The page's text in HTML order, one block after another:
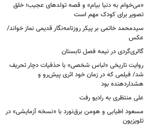
«می‌خوام به دنیا بیام» و قصه تولدهای عجیب؛ خلق
تصویر برای کودک مهم است
سیدمحمد خاتمی بر پیکر روزنامه‌نگار قدیمی نماز خواند/
عکس
گالری‌گردی در نیمه فصل تابستان
روایت تاریخی «لباس شخصی» با حذفیات دچار تحریف
شد/ فیلمی که در زمان خود اثری پیش‌رو و
هشداردهنده بود
علی منتظری به رادیو رفت
مسعود اطیابی و هومن برق‌نورد با «نسخه آزمایشی» در
تلویزیون